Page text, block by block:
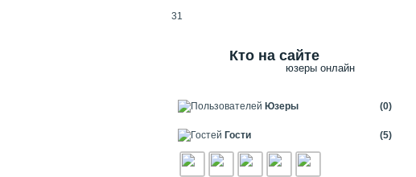
31
Кто на сайте
юзеры онлайн
Юзеры (0)
Гости (5)